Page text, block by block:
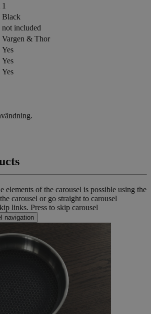
1
Black
not included
Vargen & Thor
Yes
Yes
Yes
elements of the carousel is possible using the
carousel or go straight to carousel
links. Press to skip carousel
navigation